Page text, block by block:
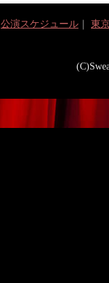
公演スケジュール 東